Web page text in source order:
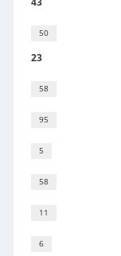
50
23
58
95
5
58
11
6